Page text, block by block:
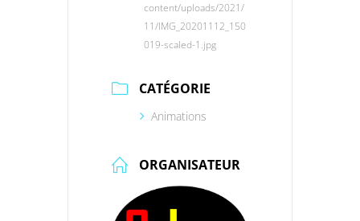
content/uploads/2021/
11/IMG_20201112_150
019-scaled-1.jpg
CATÉGORIE
Animations
ORGANISATEUR